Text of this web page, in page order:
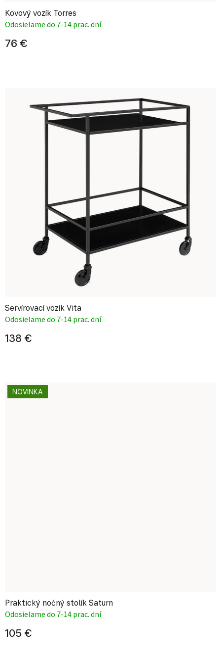
Kovový vozík Torres
Odosielame do 7-14 prac. dní
76 €
Servírovací vozík Vita
Odosielame do 7-14 prac. dní
138 €
NOVINKA
Praktický nočný stolík Saturn
Odosielame do 7-14 prac. dní
105 €